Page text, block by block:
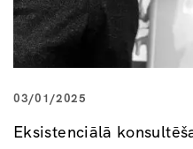
03/01/2025
Eksistenciālā